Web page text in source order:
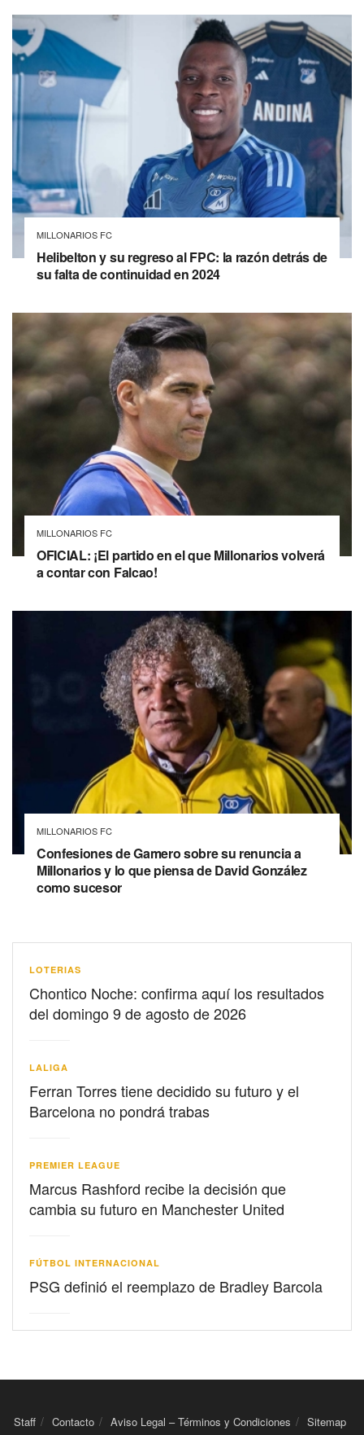
MILLONARIOS FC
Helibelton y su regreso al FPC: la razón detrás de
su falta de continuidad en 2024
MILLONARIOS FC
OFICIAL: ¡El partido en el que Millonarios volverá
a contar con Falcao!
MILLONARIOS FC
Confesiones de Gamero sobre su renuncia a
Millonarios y lo que piensa de David González
como sucesor
LOTERIAS
Chontico Noche: confirma aquí los resultados
del domingo 9 de agosto de 2026
LALIGA
Ferran Torres tiene decidido su futuro y el
Barcelona no pondrá trabas
PREMIER LEAGUE
Marcus Rashford recibe la decisión que
cambia su futuro en Manchester United
FÚTBOL INTERNACIONAL
PSG definió el reemplazo de Bradley Barcola
Staff Contacto Aviso Legal – Términos y Condiciones Sitemap